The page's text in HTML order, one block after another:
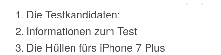
Die Testkandidaten:
Informationen zum Test
Die Hüllen fürs iPhone 7 Plus